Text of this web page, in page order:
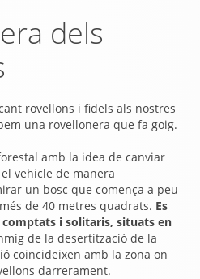
dels
rovellons i fidels als nostres
una rovellonera que fa goig.
amb la idea de canviar
vehicle de manera
un bosc que comença a peu
de 40 metres quadrats. Es
i solitaris, situats en
de la desertització de la
coincideixen amb la zona on
darrerament.